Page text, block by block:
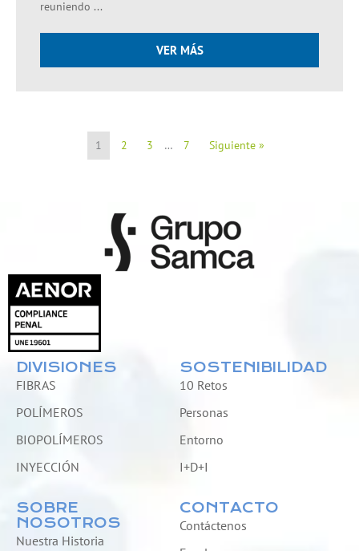
reuniendo ...
VER MÁS
1 2 3 … 7 Siguiente »
DIVISIONES
FIBRAS
POLÍMEROS
BIOPOLÍMEROS
INYECCIÓN
SOBRE
NOSOTROS
Nuestra Historia
SOSTENIBILIDAD
10 Retos
Personas
Entorno
I+D+I
CONTACTO
Contáctenos